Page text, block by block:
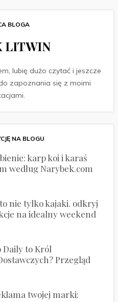
BLOGA
LITWIN
lubię dużo czytać i jeszcze
zapoznania się z moimi
NA BLOGU
karp koi i karaś
według Narybek.com
nie tylko kajaki. odkryj
na idealny weekend
Daily to Król
Przegląd
twojej marki: